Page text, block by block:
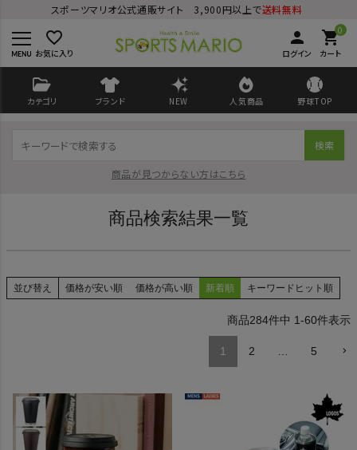
スポーツマリオ公式通販サイト 3,900円以上で送料無料
favorite_border
お気に入り
person
ログイン
0
shopping_cart
カート
カテゴリ ブランド NEW 人気商品 野球TOP
検索
商品が見つからない方はこちら
商品検索結果一覧
並び替え 価格が安い順 価格が高い順 新着順 キーワードヒット順
284件中 1-60件表示
1 2 … 5